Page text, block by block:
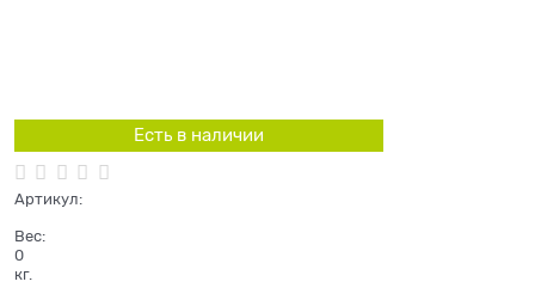
Есть в наличии
Артикул:
Вес:
0
кг.